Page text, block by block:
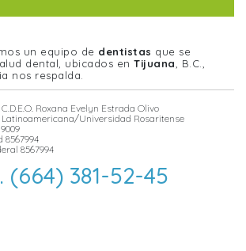
un equipo de dentistas que se
dental, ubicados en Tijuana, B.C.,
nos respalda.
Roxana Evelyn Estrada Olivo
Universidad Rosaritense
8567994
8567994
(664) 381-52-45